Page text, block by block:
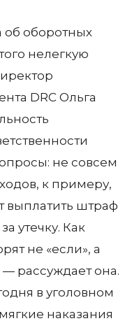
об оборотных
нелегкую
DRC Ольга
не совсем
к примеру,
выплатить штраф
утечку. Как
не «если», а
— рассуждает она.
в уголовном
наказания